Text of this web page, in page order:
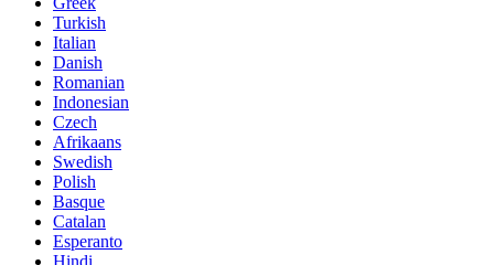
Turkish
Italian
Danish
Romanian
Indonesian
Czech
Afrikaans
Swedish
Polish
Basque
Catalan
Esperanto
Hindi